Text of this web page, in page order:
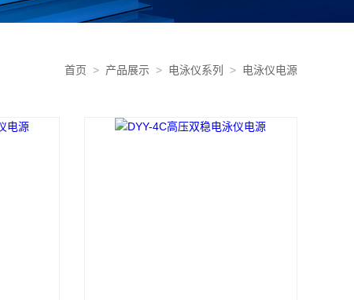
首页 > 产品展示 > 电泳仪系列 > 电泳仪电源